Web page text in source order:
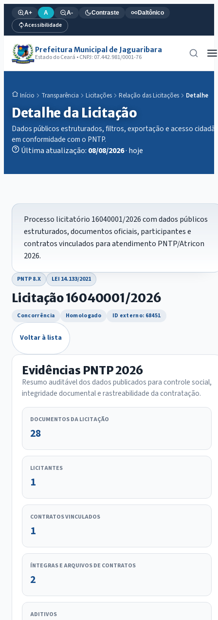
A+ A A- Contraste Daltônico
Acessibilidade
Prefeitura Municipal de Jaguaribara
Estado do Ceará • CNPJ: 07.442.981/0001-76
Início Transparência Licitações Relação das Licitações Detalhe
Detalhe da Licitação
Dados públicos estruturados, filtros, exportação e acesso
em conformidade com o PNTP.
Última atualização: 08/08/2026· hoje
Processo licitatório 16040001/2026 com dados públicos
estruturados, documentos oficiais, participantes e
contratos vinculados para atendimento PNTP/Atricon
2026.
PNTP 8.X LEI 14.133/2021
Licitação 16040001/2026
Concorrência Homologado ID externo: 68451
Voltar à lista
Evidências PNTP 2026
Resumo auditável dos dados publicados para controle social,
integridade documental e rastreabilidade da contratação.
DOCUMENTOS DA LICITAÇÃO
28
LICITANTES
1
CONTRATOS VINCULADOS
1
ÍNTEGRAS E ARQUIVOS DE CONTRATOS
2
ADITIVOS